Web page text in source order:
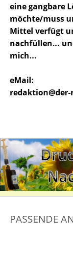
eine gangbare
möchte/muss
Mittel verfügt
nachfüllen...
mich...
eMail:
PASSENDE